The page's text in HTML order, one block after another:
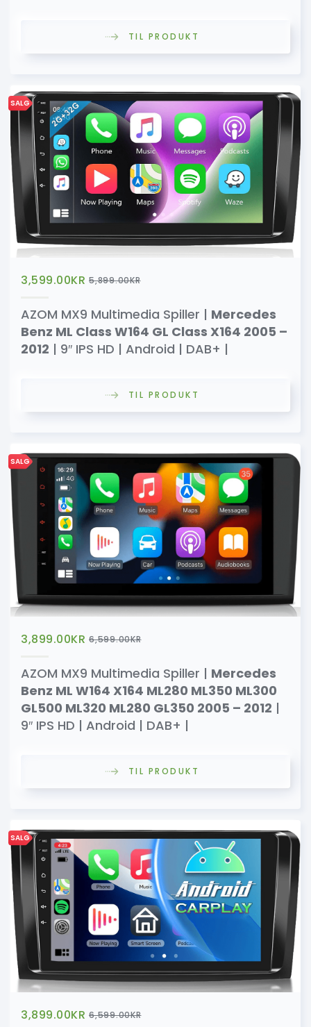
TIL PRODUKT
SALG
3,599.00KR 5,899.00KR
AZOM MX9 Multimedia Spiller | Mercedes
Benz ML Class W164 GL Class X164 2005 –
2012 | 9″ IPS HD | Android | DAB+ |
TIL PRODUKT
SALG
3,899.00KR 6,599.00KR
AZOM MX9 Multimedia Spiller | Mercedes
Benz ML W164 X164 ML280 ML350 ML300
GL500 ML320 ML280 GL350 2005 – 2012 |
9″ IPS HD | Android | DAB+ |
TIL PRODUKT
SALG
3,899.00KR 6,599.00KR